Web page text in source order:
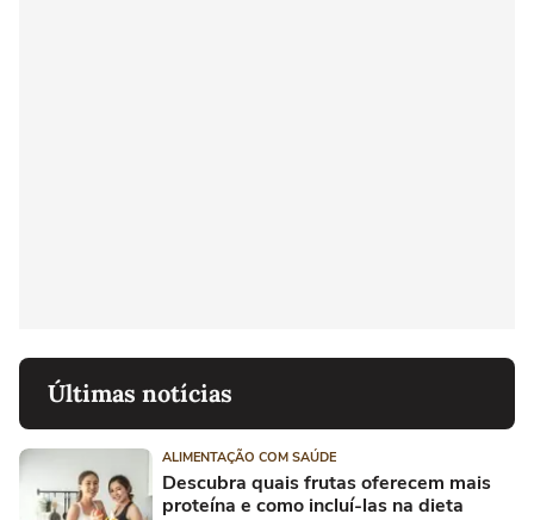
Últimas notícias
ALIMENTAÇÃO COM SAÚDE
Descubra quais frutas oferecem mais
proteína e como incluí-las na dieta